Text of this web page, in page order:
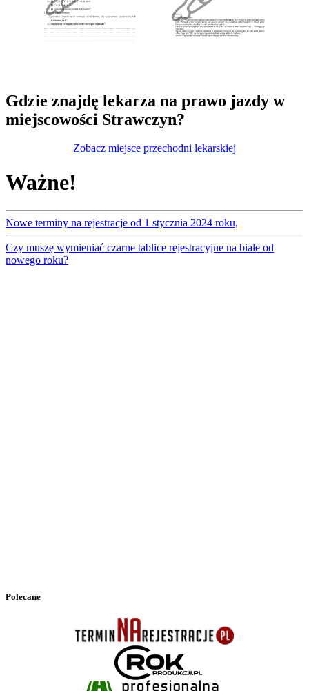
Gdzie znajdę lekarza na prawo jazdy w
miejscowości Strawczyn?
Zobacz miejsce przechodni lekarskiej
Ważne!
Nowe terminy na rejestracje od 1 stycznia 2024 roku,
Czy muszę wymieniać czarne tablice rejestracyjne na białe od
nowego roku?
Polecane